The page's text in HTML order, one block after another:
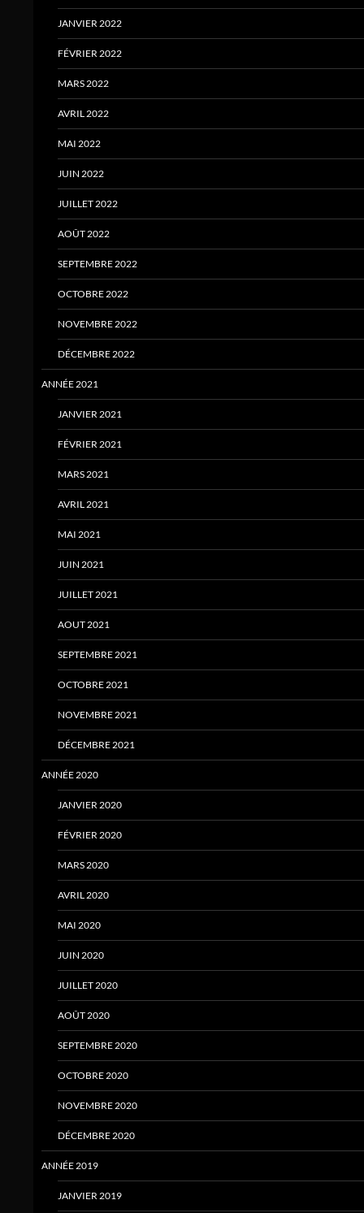
JANVIER 2022
FÉVRIER 2022
MARS 2022
AVRIL 2022
MAI 2022
JUIN 2022
JUILLET 2022
AOÛT 2022
SEPTEMBRE 2022
OCTOBRE 2022
NOVEMBRE 2022
DÉCEMBRE 2022
ANNÉE 2021
JANVIER 2021
FÉVRIER 2021
MARS 2021
AVRIL 2021
MAI 2021
JUIN 2021
JUILLET 2021
AOUT 2021
SEPTEMBRE 2021
OCTOBRE 2021
NOVEMBRE 2021
DÉCEMBRE 2021
ANNÉE 2020
JANVIER 2020
FÉVRIER 2020
MARS 2020
AVRIL 2020
MAI 2020
JUIN 2020
JUILLET 2020
AOÛT 2020
SEPTEMBRE 2020
OCTOBRE 2020
NOVEMBRE 2020
DÉCEMBRE 2020
ANNÉE 2019
JANVIER 2019